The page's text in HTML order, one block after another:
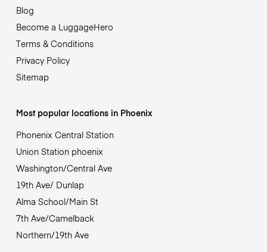
Blog
Become a LuggageHero
Terms & Conditions
Privacy Policy
Sitemap
Most popular locations in Phoenix
Phonenix Central Station
Union Station phoenix
Washington/Central Ave
19th Ave/ Dunlap
Alma School/Main St
7th Ave/Camelback
Northern/19th Ave